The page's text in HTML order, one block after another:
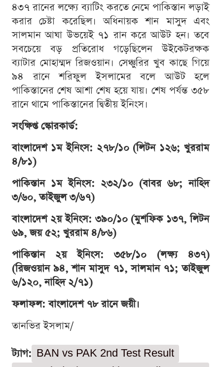
৪৩৭ রানের লক্ষ্যে ব্যাটিং করতে নেমে পাকিস্তান লড়াই
করার চেষ্টা করেছিল। অধিনায়ক শান মাসুদ এবং
সালমান আঘা উভয়েই ৭১ রান করে আউট হন। তবে
সবচেয়ে বড় প্রতিরোধ গড়েছিলেন উইকেটরক্ষক
ব্যাটার মোহাম্মদ রিজওয়ান। সেঞ্চুরির খুব কাছে গিয়ে
৯৪ রানে শরিফুল ইসলামের বলে আউট হলে
পাকিস্তানের শেষ আশা শেষ হয়ে যায়। শেষ পর্যন্ত ৩৫৮
রানে থামে পাকিস্তানের দ্বিতীয় ইনিংস।
সংক্ষিপ্ত স্কোরকার্ড:
বাংলাদেশ ১ম ইনিংস: ২৭৮/১০ (লিটন ১২৬; খুররাম
৪/৮১)
পাকিস্তান ১ম ইনিংস: ২৩২/১০ (বাবর ৬৮; নাহিদ
৩/৬০, তাইজুল ৩/৬৭)
বাংলাদেশ ২য় ইনিংস: ৩৯০/১০ (মুশফিক ১৩৭, লিটন
৬৯, জয় ৫২; খুররাম ৪/৮৬)
পাকিস্তান ২য় ইনিংস: ৩৫৮/১০ (লক্ষ্য ৪৩৭)
(রিজওয়ান ৯৪, শান মাসুদ ৭১, সালমান ৭১; তাইজুল
৬/১২০, নাহিদ ২/৭১)
ফলাফল: বাংলাদেশ ৭৮ রানে জয়ী।
তানভির ইসলাম/
ট্যাগ: BAN vs PAK 2nd Test Result